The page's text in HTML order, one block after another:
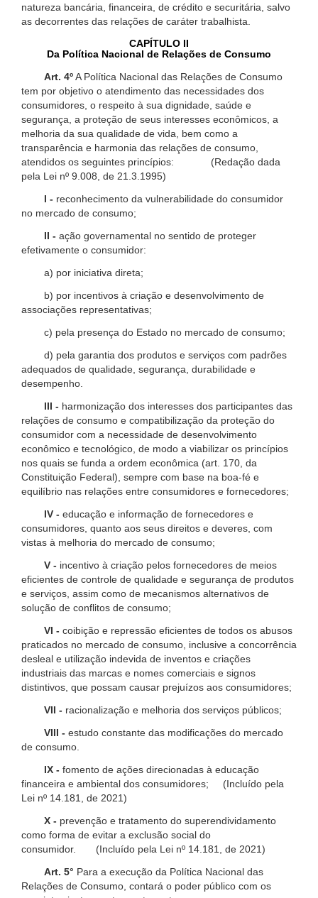
natureza bancária, financeira, de crédito e securitária, salvo
as decorrentes das relações de caráter trabalhista.
CAPÍTULO II
Da Política Nacional de Relações de Consumo
Art. 4ºA Política Nacional das Relações de Consumo
tem por objetivo o atendimento das necessidades dos
consumidores, o respeito à sua dignidade, saúde e
segurança, a proteção de seus interesses econômicos, a
melhoria da sua qualidade de vida, bem como a
transparência e harmonia das relações de consumo,
atendidos os seguintes princípios: (Redação dada
pela Lei nº 9.008, de 21.3.1995)
I - reconhecimento da vulnerabilidade do consumidor
no mercado de consumo;
II - ação governamental no sentido de proteger
efetivamente o consumidor:
a) por iniciativa direta;
b) por incentivos à criação e desenvolvimento de
associações representativas;
c) pela presença do Estado no mercado de consumo;
d) pela garantia dos produtos e serviços com padrões
adequados de qualidade, segurança, durabilidade e
desempenho.
III - harmonização dos interesses dos participantes das
relações de consumo e compatibilização da proteção do
consumidor com a necessidade de desenvolvimento
econômico e tecnológico, de modo a viabilizar os princípios
nos quais se funda a ordem econômica (art. 170, da
Constituição Federal), sempre com base na boa-fé e
equilíbrio nas relações entre consumidores e fornecedores;
IV - educação e informação de fornecedores e
consumidores, quanto aos seus direitos e deveres, com
vistas à melhoria do mercado de consumo;
V - incentivo à criação pelos fornecedores de meios
eficientes de controle de qualidade e segurança de produtos
e serviços, assim como de mecanismos alternativos de
solução de conflitos de consumo;
VI - coibição e repressão eficientes de todos os abusos
praticados no mercado de consumo, inclusive a concorrência
desleal e utilização indevida de inventos e criações
industriais das marcas e nomes comerciais e signos
distintivos, que possam causar prejuízos aos consumidores;
VII - racionalização e melhoria dos serviços públicos;
VIII - estudo constante das modificações do mercado
de consumo.
IX - fomento de ações direcionadas à educação
financeira e ambiental dos consumidores; (Incluído pela
Lei nº 14.181, de 2021)
X - prevenção e tratamento do superendividamento
como forma de evitar a exclusão social do
consumidor. (Incluído pela Lei nº 14.181, de 2021)
Art. 5° Para a execução da Política Nacional das
Relações de Consumo, contará o poder público com os